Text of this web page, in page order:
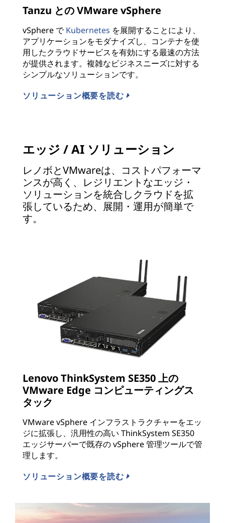
Tanzu との VMware vSphere
vSphere でKubernetes を展開することにより、
アプリケーションをモダナイズし、コンテナを使
用したクラウドサービスを有効にする最速の方法
が提供されます。複雑なビジネスニーズに対する
シンプルなソリューションです。
ソリューション概要を読む
エッジ / AI ソリューション
レノボとVMwareは、コストパフォーマ
ンスが高く、レジリエントなエッジ・
ソリューションを統合しクラウドを拡
張しているため、展開・運用が簡単で
す。
Lenovo ThinkSystem SE350 上の
VMware Edge コンピューティングス
タック
VMware vSphere インフラストラクチャーをエッ
ジに拡張し、汎用性の高い ThinkSystem SE350
エッジサーバーで既存の vSphere 管理ツールで管
理します。
ソリューション概要を読む